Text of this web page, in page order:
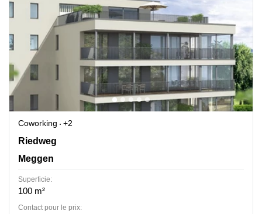
Coworking
+2
Riedweg 6, Meggen
Riedweg
Meggen
Superficie:
100 m²
Contact pour le prix: